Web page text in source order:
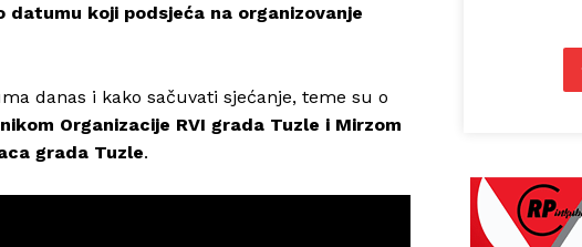
datumu koji podsjeća na organizovanje
danas i kako sačuvati sjećanje, teme su o
Organizacije RVI grada Tuzle i Mirzom
grada Tuzle.